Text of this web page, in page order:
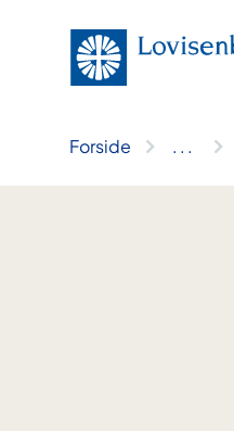
Forside .. .